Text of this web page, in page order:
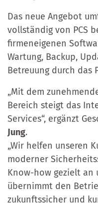
Das neue Angebot
vollständig von PCS
firmeneigenen
Wartung, Backup,
Betreuung durch das
„Mit dem
Bereich steigt das
Services“, ergänzt
Jung.
„Wir helfen unseren
moderner
Know-how gezielt an
übernimmt den
zukunftssicher und